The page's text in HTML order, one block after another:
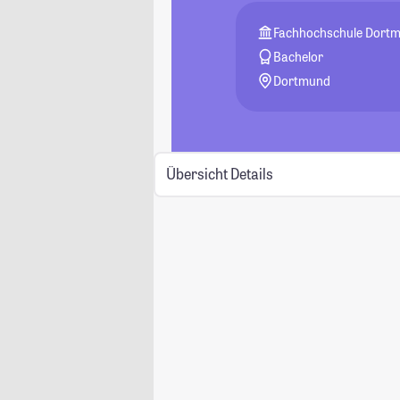
Fachhochschule
Bachelor
Dortmund
Übersicht Details